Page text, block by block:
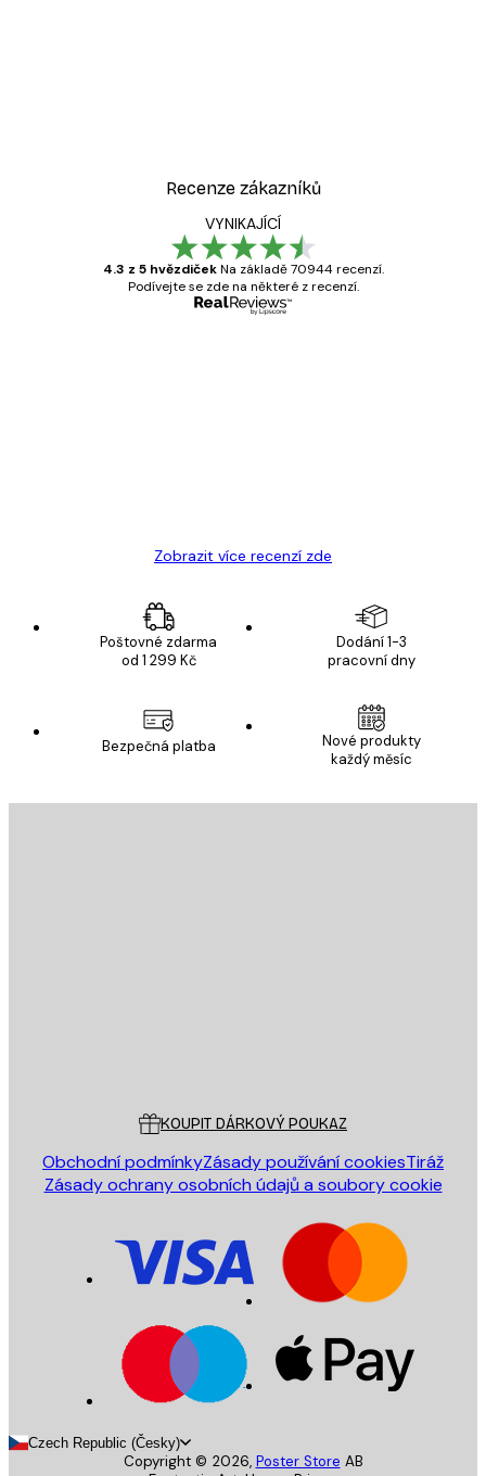
Recenze zákazníků
VYNIKAJÍCÍ
4.3 z 5 hvězdiček Na základě 70944 recenzí.
Podívejte se zde na některé z recenzí.
Zobrazit více recenzí zde
Poštovné zdarma
od 1 299 Kč
Dodání 1-3
pracovní dny
Bezpečná platba
Nové produkty
každý měsíc
KOUPIT DÁRKOVÝ POUKAZ
Obchodní podmínkyZásady používání cookiesTiráž
Zásady ochrany osobních údajů a soubory cookie
Czech Republic (Česky)
Copyright © 2026, Poster Store AB